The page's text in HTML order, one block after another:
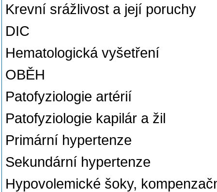
Krevní srážlivost a její poruchy
DIC
Hematologická vyšetření
OBĚH
Patofyziologie artérií
Patofyziologie kapilár a žil
Primární hypertenze
Sekundární hypertenze
Hypovolemické šoky,